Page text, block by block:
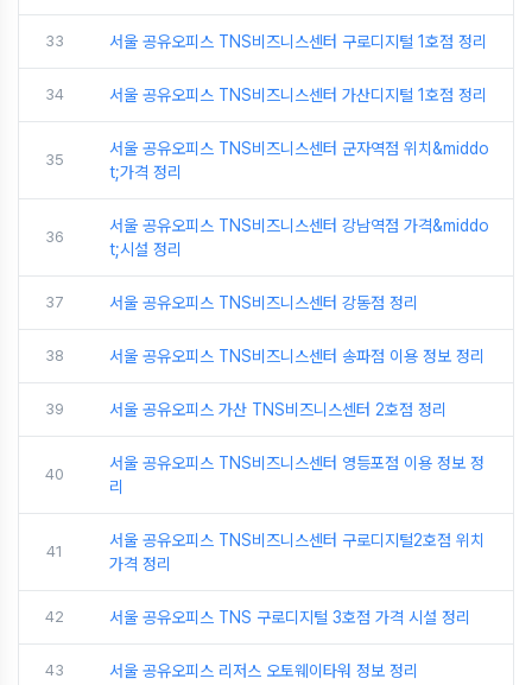
33 서울 공유오피스 TNS비즈니스센터 구로디지털 1호점 정리
34 서울 공유오피스 TNS비즈니스센터 가산디지털 1호점 정리
35
서울 공유오피스 TNS비즈니스센터 군자역점 위치&middo
t;가격 정리
36
서울 공유오피스 TNS비즈니스센터 강남역점 가격&middo
t;시설 정리
37 서울 공유오피스 TNS비즈니스센터 강동점 정리
38 서울 공유오피스 TNS비즈니스센터 송파점 이용 정보 정리
39 서울 공유오피스 가산 TNS비즈니스센터 2호점 정리
40
서울 공유오피스 TNS비즈니스센터 영등포점 이용 정보 정
리
41
서울 공유오피스 TNS비즈니스센터 구로디지털2호점 위치
가격 정리
42 서울 공유오피스 TNS 구로디지털 3호점 가격 시설 정리
43 서울 공유오피스 리저스 오토웨이타워 정보 정리